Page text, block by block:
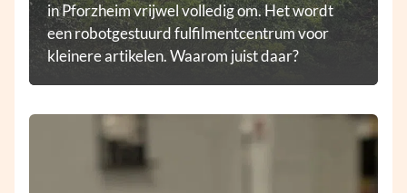
in Pforzheim vrijwel volledig om. Het wordt
een robotgestuurd fulfilmentcentrum voor
kleinere artikelen. Waarom juist daar?